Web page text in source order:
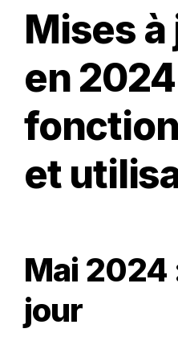
Mises à
en
et
Mai 2024
jour